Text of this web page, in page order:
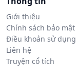
Giới thiệu
Chính sách bảo mật
Điều khoản sử dụng
Liên hệ
Truyện cổ tích